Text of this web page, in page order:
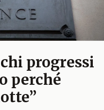
progressi
perché